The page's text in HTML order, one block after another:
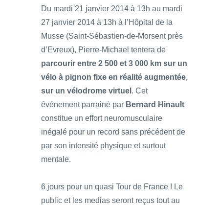
Du mardi 21 janvier 2014 à 13h au mardi
27 janvier 2014 à 13h à l’Hôpital de la
Musse (Saint-Sébastien-de-Morsent près
d’Evreux), Pierre-Michael tentera de
parcourir entre 2 500 et 3 000 km sur un
vélo à pignon fixe en réalité augmentée,
sur un vélodrome virtuel . Cet
événement parrainé par Bernard Hinault
constitue un effort neuromusculaire
inégalé pour un record sans précédent de
par son intensité physique et surtout
mentale.
6 jours pour un quasi Tour de France ! Le
public et les medias seront reçus tout au